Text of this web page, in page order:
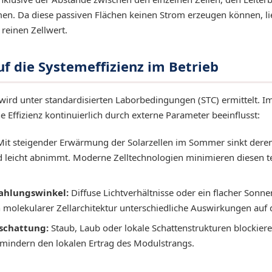
Da diese passiven Flächen keinen Strom erzeugen können,
Zellwert.
die Systemeffizienz im Betrieb
unter standardisierten Laborbedingungen (STC) ermittelt.
Effizienz kontinuierlich durch externe Parameter beeinflusst:
steigender Erwärmung der Solarzellen im Sommer sinkt
leicht abnimmt. Moderne Zelltechnologien minimieren diesen
Diffuse Lichtverhältnisse oder ein flacher
Zellarchitektur unterschiedliche Auswirkungen auf
Staub, Laub oder lokale Schattenstrukturen
den lokalen Ertrag des Modulstrangs.